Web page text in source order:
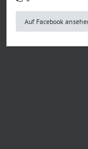
Auf Facebook